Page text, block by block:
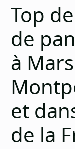
Top
de
à
et
de la